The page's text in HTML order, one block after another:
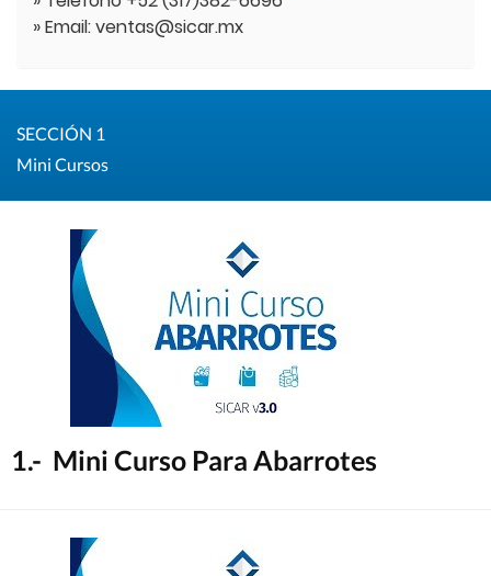
» Email: ventas@sicar.mx
SECCIÓN 1
Mini Cursos
1.- Mini Curso Para Abarrotes